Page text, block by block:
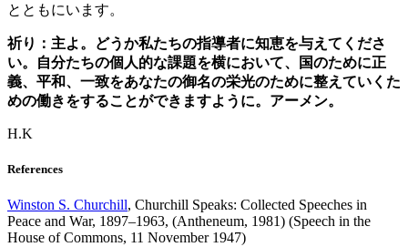
とともにいます。
祈り：主よ。どうか私たちの指導者に知恵を与えてくださ
い。自分たちの個人的な課題を横において、国のために正
義、平和、一致をあなたの御名の栄光のために整えていくた
めの働きをすることができますように。アーメン。
H.K
References
Winston S. Churchill, Churchill Speaks: Collected Speeches in
Peace and War, 1897–1963, (Antheneum, 1981) (Speech in the
House of Commons, 11 November 1947)